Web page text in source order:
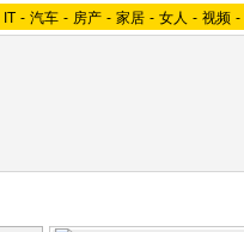
IT - 汽车 - 房产 - 家居 - 女人 - 视频 -